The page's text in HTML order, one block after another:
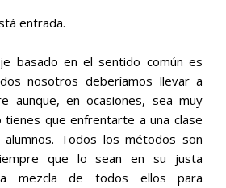
entrada.
basado en el sentido común es
nosotros deberíamos llevar a
aunque, en ocasiones, sea muy
tienes que enfrentarte a una clase
Todos los métodos son
que lo sean en su justa
mezcla de todos ellos para